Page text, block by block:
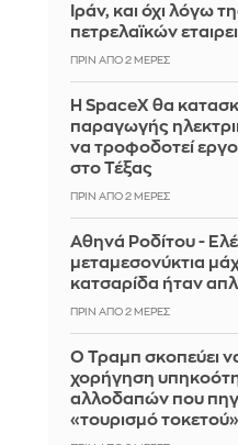
Ιράν, και όχι λόγω
πετρελαϊκών
ΠΡΙΝ ΑΠΌ 2 ΜΈΡΕΣ
Η SpaceX θα
παραγωγής
να τροφοδοτεί
στο Τέξας
ΠΡΙΝ ΑΠΌ 2 ΜΈΡΕΣ
Αθηνά Ροδίτου -
μεταμεσονύκτια
κατσαρίδα ήταν
ΠΡΙΝ ΑΠΌ 2 ΜΈΡΕΣ
Ο Τραμπ σκοπεύει
χορήγηση
αλλοδαπών που
«τουρισμό τοκετού»